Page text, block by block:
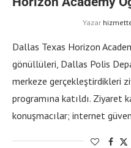
Yazar
Dallas Texas Horizon
gönüllüleri, Dallas Polis
merkeze gerçekleştirdikleri
programına katıldı. Ziyaret
konuşmacılar; internet